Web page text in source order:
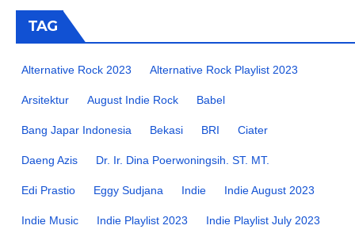
TAG
Alternative Rock 2023 Alternative Rock Playlist 2023
Arsitektur August Indie Rock Babel
Bang Japar Indonesia Bekasi BRI Ciater
Daeng Azis Dr. Ir. Dina Poerwoningsih. ST. MT.
Edi Prastio Eggy Sudjana Indie Indie August 2023
Indie Music Indie Playlist 2023 Indie Playlist July 2023